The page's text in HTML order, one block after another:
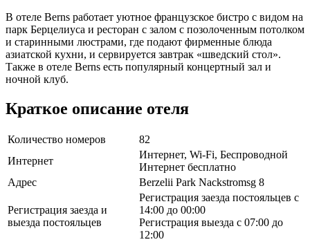
В отеле Berns работает уютное французское бистро с видом на
парк Берцелиуса и ресторан с залом с позолоченным потолком
и старинными люстрами, где подают фирменные блюда
азиатской кухни, и сервируется завтрак «шведский стол».
Также в отеле Berns есть популярный концертный зал и
ночной клуб.
Краткое описание отеля
Количество номеров
82
Интернет
Интернет, Wi-Fi, Беспроводной
Интернет бесплатно
Адрес
Berzelii Park Nackstromsg 8
Регистрация заезда и
выезда постояльцев
Регистрация заезда постояльцев с
14:00 до 00:00
Регистрация выезда с 07:00 до
12:00